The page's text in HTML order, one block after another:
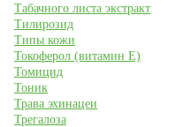
Табачного листа экстракт
Тилирозид
Типы кожи
Токоферол (витамин Е)
Томицид
Тоник
Трава эхинацеи
Трегалоза